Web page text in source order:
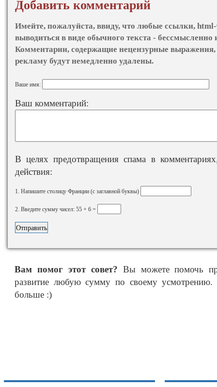
Добавить комментарий
Имейте, пожалуйста, ввиду, что любые ссылки,
выводиться в виде обычного текста - бессмысленно
Комментарии, содержащие нецензурные
рекламу будут немедленно удалены.
Ваше имя:
Ваш комментарий:
В целях предотвращения спама в
действия:
1. Напишите столицу Франции (с заглавной буквы)
2. Введите сумму чисел: 55 + 6 =
Вам помог этот совет? Вы можете помочь
развитие любую сумму по своему
больше :)